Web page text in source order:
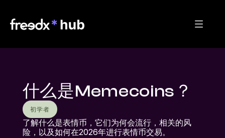
什么是Memecoins？
初学者
了解什么是表情币，它们为何会流行，相关的风
险，以及如何在2026年进行表情币交易。